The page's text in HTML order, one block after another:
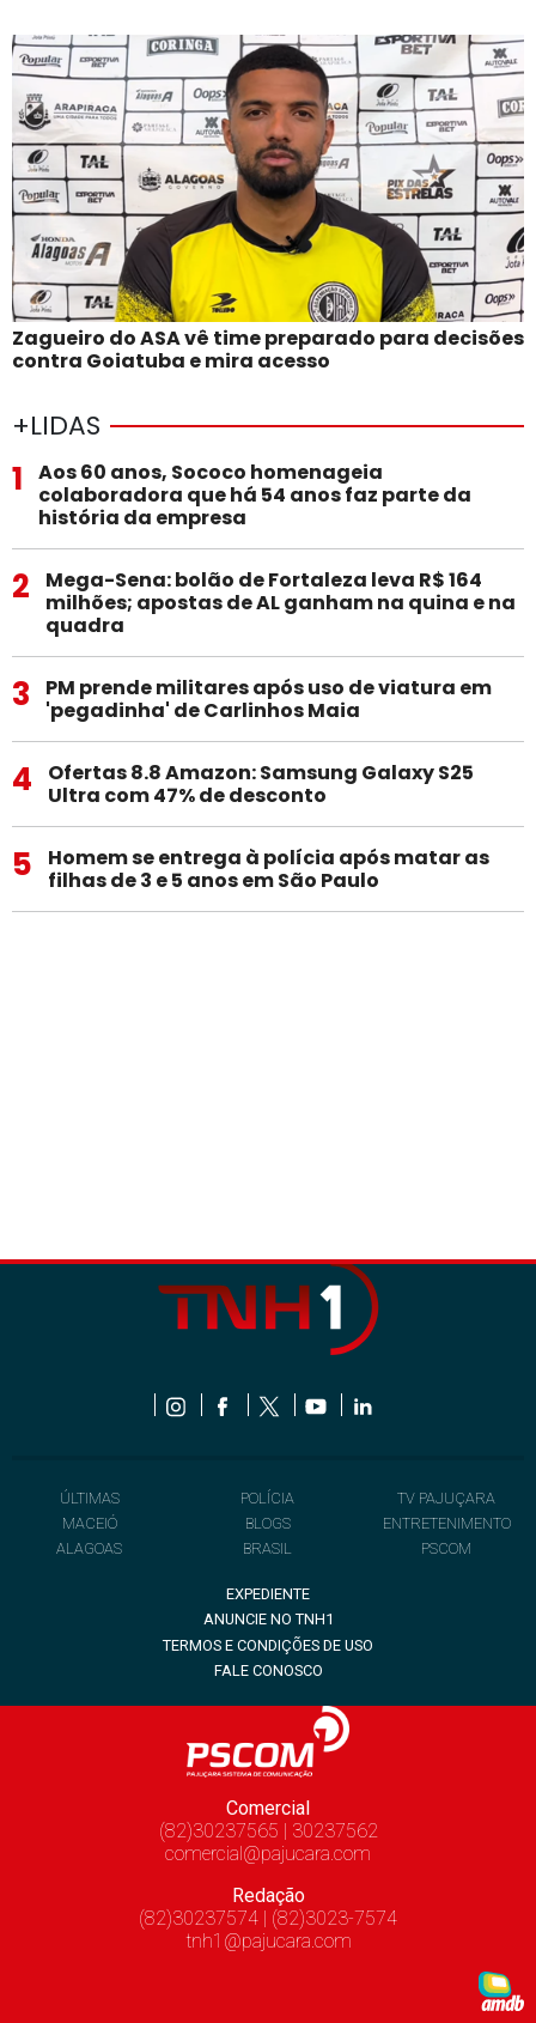
Zagueiro do ASA vê time preparado para decisões
contra Goiatuba e mira acesso
+LIDAS
1
Aos 60 anos, Sococo homenageia
colaboradora que há 54 anos faz parte da
história da empresa
2
Mega-Sena: bolão de Fortaleza leva R$ 164
milhões; apostas de AL ganham na quina e na
quadra
3
PM prende militares após uso de viatura em
'pegadinha' de Carlinhos Maia
4
Ofertas 8.8 Amazon: Samsung Galaxy S25
Ultra com 47% de desconto
5
Homem se entrega à polícia após matar as
filhas de 3 e 5 anos em São Paulo
ÚLTIMAS
MACEIÓ
ALAGOAS
POLÍCIA
BLOGS
BRASIL
TV PAJUÇARA
ENTRETENIMENTO
PSCOM
EXPEDIENTE
ANUNCIE NO TNH1
TERMOS E CONDIÇÕES DE USO
FALE CONOSCO
Comercial
(82)30237565 | 30237562
comercial@pajucara.com
Redação
(82)30237574 | (82)3023-7574
tnh1@pajucara.com